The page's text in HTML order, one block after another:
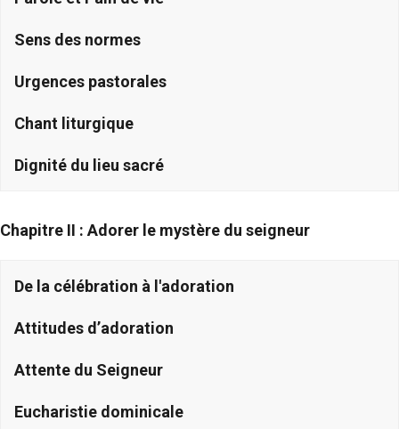
Sens des normes
Urgences pastorales
Chant liturgique
Dignité du lieu sacré
Chapitre II : Adorer le mystère du seigneur
De la célébration à l'adoration
Attitudes d’adoration
Attente du Seigneur
Eucharistie dominicale